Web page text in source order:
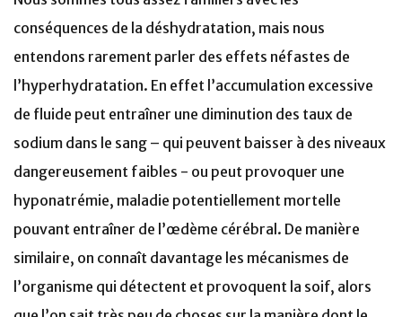
conséquences de la déshydratation, mais nous
entendons rarement parler des effets néfastes de
l’hyperhydratation. En effet l’accumulation excessive
de fluide peut entraîner une diminution des taux de
sodium dans le sang – qui peuvent baisser à des niveaux
dangereusement faibles - ou peut provoquer une
hyponatrémie, maladie potentiellement mortelle
pouvant entraîner de l’œdème cérébral. De manière
similaire, on connaît davantage les mécanismes de
l’organisme qui détectent et provoquent la soif, alors